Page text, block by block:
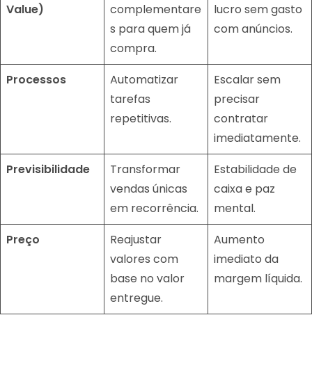
Value)
complementare
s para quem já
compra.
lucro sem gasto
com anúncios.
Processos
Automatizar
tarefas
repetitivas.
Escalar sem
precisar
contratar
imediatamente.
Previsibilidade
Transformar
vendas únicas
em recorrência.
Estabilidade de
caixa e paz
mental.
Preço
Reajustar
valores com
base no valor
entregue.
Aumento
imediato da
margem líquida.